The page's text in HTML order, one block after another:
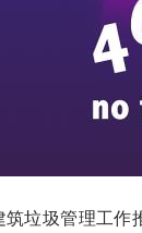
圾管理工作